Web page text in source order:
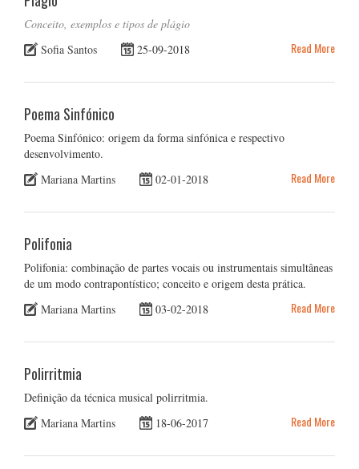
Conceito, exemplos e tipos de plágio
Sofia Santos
25-09-2018 Read More
Poema Sinfónico
Poema Sinfónico: origem da forma sinfónica e respectivo
desenvolvimento.
Mariana Martins
02-01-2018 Read More
Polifonia
Polifonia: combinação de partes vocais ou instrumentais simultâneas
de um modo contrapontístico; conceito e origem desta prática.
Mariana Martins
03-02-2018 Read More
Polirritmia
Definição da técnica musical polirritmia.
Mariana Martins
18-06-2017 Read More